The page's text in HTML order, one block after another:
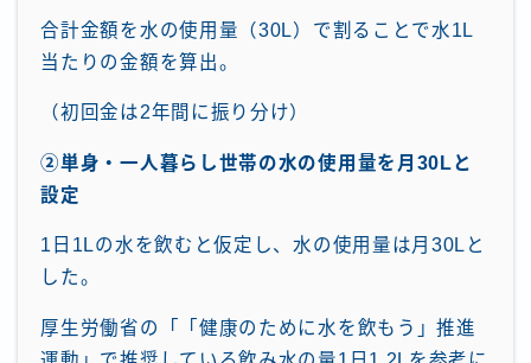
合計金額を水の使用量（30L）で割ることで水1L
当たりの金額を算出。
（初回金は2年間に振り分け）
②単身・一人暮らし世帯の水の使用量を月30Lと
設定
1日1Lの水を飲むと仮定し、水の使用量は月30Lと
した。
厚生労働省の「「健康のために水を飲もう」推進